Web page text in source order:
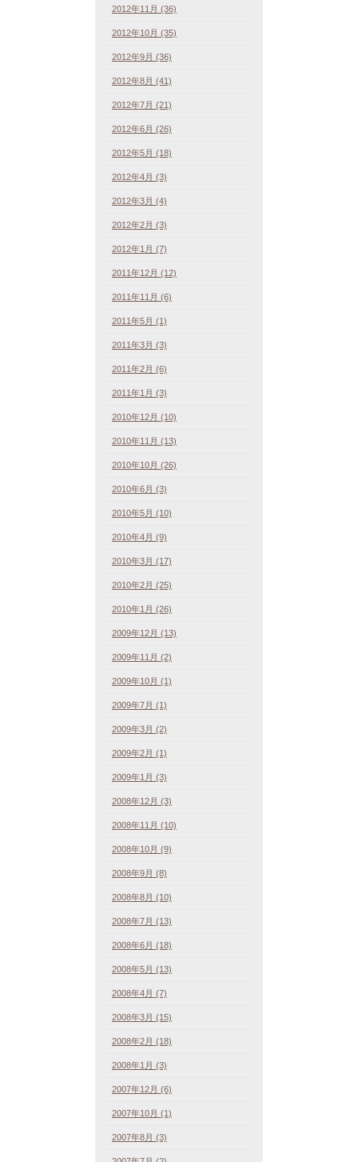
2012年11月 (36)
2012年10月 (35)
2012年9月 (36)
2012年8月 (41)
2012年7月 (21)
2012年6月 (26)
2012年5月 (18)
2012年4月 (3)
2012年3月 (4)
2012年2月 (3)
2012年1月 (7)
2011年12月 (12)
2011年11月 (6)
2011年5月 (1)
2011年3月 (3)
2011年2月 (6)
2011年1月 (3)
2010年12月 (10)
2010年11月 (13)
2010年10月 (26)
2010年6月 (3)
2010年5月 (10)
2010年4月 (9)
2010年3月 (17)
2010年2月 (25)
2010年1月 (26)
2009年12月 (13)
2009年11月 (2)
2009年10月 (1)
2009年7月 (1)
2009年3月 (2)
2009年2月 (1)
2009年1月 (3)
2008年12月 (3)
2008年11月 (10)
2008年10月 (9)
2008年9月 (8)
2008年8月 (10)
2008年7月 (13)
2008年6月 (18)
2008年5月 (13)
2008年4月 (7)
2008年3月 (15)
2008年2月 (18)
2008年1月 (3)
2007年12月 (6)
2007年10月 (1)
2007年8月 (3)